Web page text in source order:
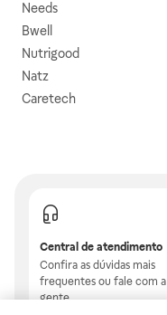
Needs
Bwell
Nutrigood
Natz
Caretech
Central de atendimento
Confira as dúvidas mais
frequentes ou fale com a
gente.